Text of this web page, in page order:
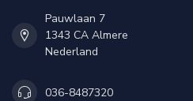
Pauwlaan 7
1343 CA Almere
Nederland
036-8487320